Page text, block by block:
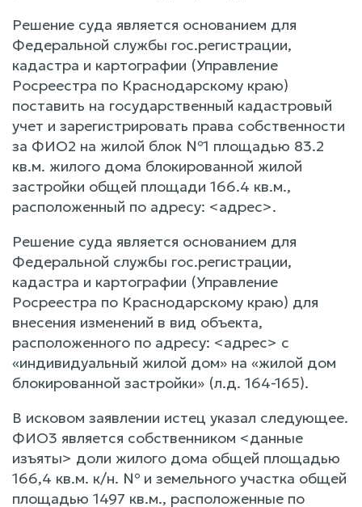
Решение суда является основанием для
Федеральной службы гос.регистрации,
кадастра и картографии (Управление
Росреестра по Краснодарскому краю)
поставить на государственный кадастровый
учет и зарегистрировать права собственности
за ФИО2 на жилой блок №1 площадью 83.2
кв.м. жилого дома блокированной жилой
застройки общей площади 166.4 кв.м.,
расположенный по адресу: <адрес>.
Решение суда является основанием для
Федеральной службы гос.регистрации,
кадастра и картографии (Управление
Росреестра по Краснодарскому краю) для
внесения изменений в вид объекта,
расположенного по адресу: <адрес> с
«индивидуальный жилой дом» на «жилой дом
блокированной застройки» (л.д. 164-165).
В исковом заявлении истец указал следующее.
ФИО3 является собственником <данные
изъяты> доли жилого дома общей площадью
166,4 кв.м. к/н. № и земельного участка общей
площадью 1497 кв.м., расположенные по